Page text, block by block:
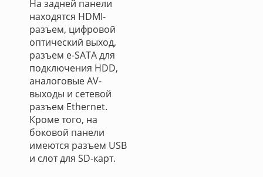
На задней панели
находятся HDMI-
разъем, цифровой
оптический выход,
разъем e-SATA для
подключения HDD,
аналоговые AV-
выходы и сетевой
разъем Ethernet.
Кроме того, на
боковой панели
имеются разъем USB
и слот для SD-карт.